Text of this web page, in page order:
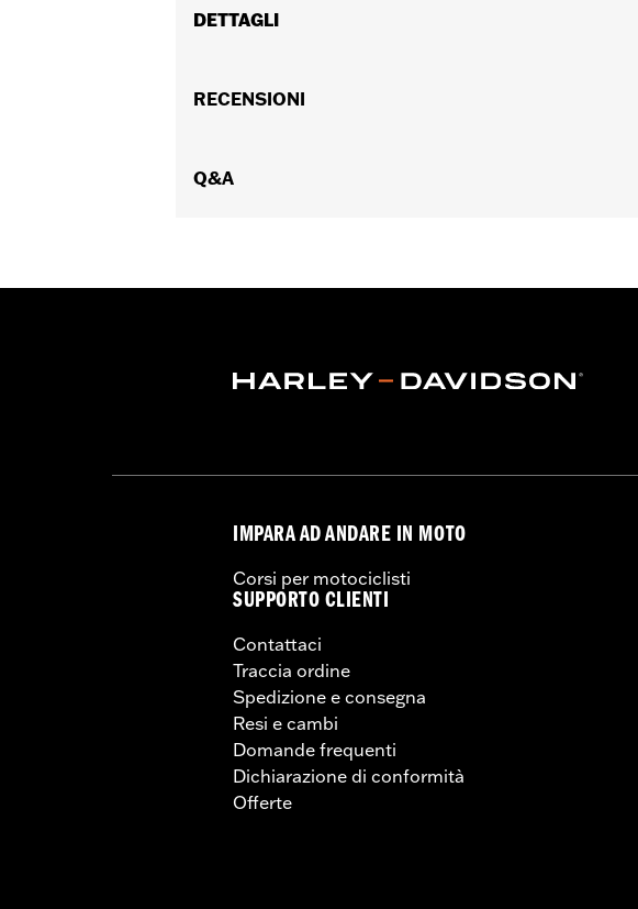
DETTAGLI
Venduti singolarmente:
RECENSIONI
Q&A
IMPARA AD ANDARE IN MOTO
Corsi per motociclisti
SUPPORTO CLIENTI
Contattaci
Traccia ordine
Spedizione e consegna
Resi e cambi
Domande frequenti
Dichiarazione di conformità
Offerte